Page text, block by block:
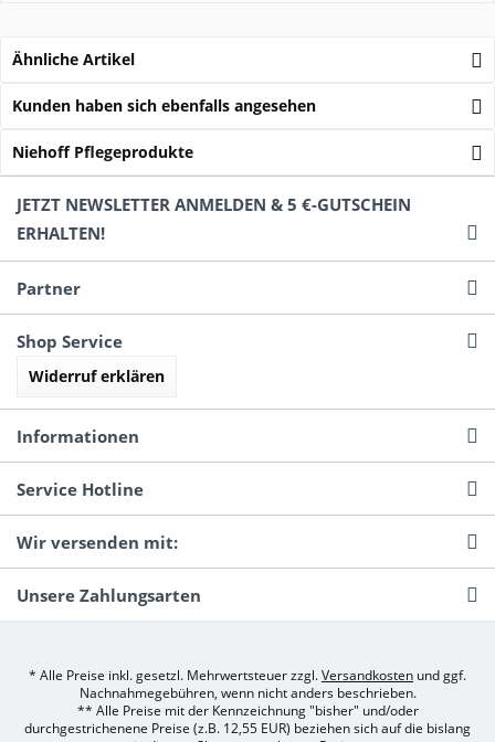
Ähnliche Artikel
Kunden haben sich ebenfalls angesehen
Niehoff Pflegeprodukte
JETZT NEWSLETTER ANMELDEN & 5 €-GUTSCHEIN
ERHALTEN!
Partner
Shop Service
Widerruf erklären
Informationen
Service Hotline
Wir versenden mit:
Unsere Zahlungsarten
* Alle Preise inkl. gesetzl. Mehrwertsteuer zzgl.Versandkosten und ggf.
Nachnahmegebühren, wenn nicht anders beschrieben.
** Alle Preise mit der Kennzeichnung "bisher" und/oder
durchgestrichenene Preise (z.B. 12,55 EUR) beziehen sich auf die bislang